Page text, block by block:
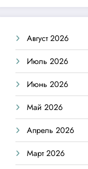
Август 2026
Июль 2026
Июнь 2026
Май 2026
Апрель 2026
Март 2026